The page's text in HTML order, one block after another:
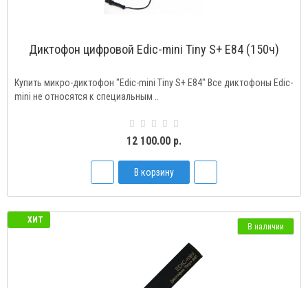
Диктофон цифровой Edic-mini Tiny S+ E84 (150ч)
Купить микро-диктофон "Edic-mini Tiny S+ E84" Все диктофоны Edic-
mini не относятся к специальным ..
12 100.00 р.
В корзину
ХИТ
В наличии